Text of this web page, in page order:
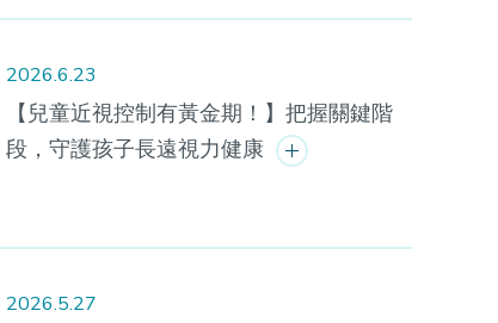
2026.6.23
【兒童近視控制有黃金期！】把握關鍵階
段，守護孩子長遠視力健康
2026.5.27